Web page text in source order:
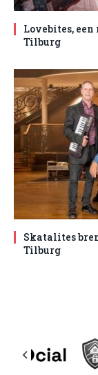
Lovebites,
Tilburg
Skatalites
Tilburg